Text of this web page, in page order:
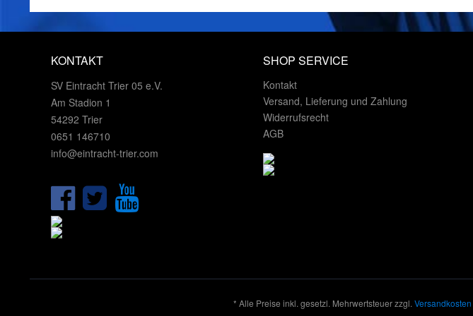
KONTAKT
SV Eintracht Trier 05 e.V.
Am Stadion 1
54292 Trier
0651 146710
info@eintracht-trier.com
SHOP SERVICE
Kontakt
Versand, Lieferung und Zahlung
Widerrufsrecht
AGB
* Alle Preise inkl. gesetzl. Mehrwertsteuer zzgl. Versandkosten